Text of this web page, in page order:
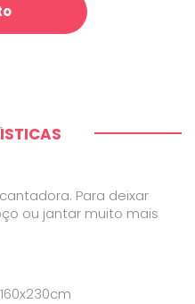
Para deixar
ou jantar muito mais